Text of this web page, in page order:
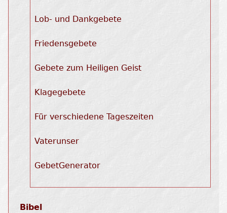
Lob- und Dankgebete
Friedensgebete
Gebete zum Heiligen Geist
Klagegebete
Für verschiedene Tageszeiten
Vaterunser
GebetGenerator
Bibel